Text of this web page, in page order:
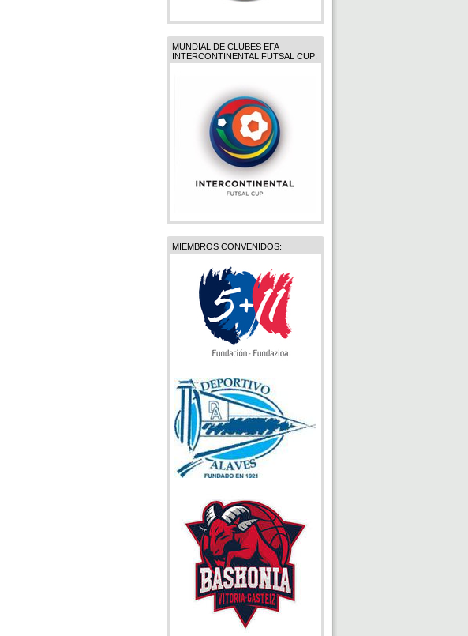
MUNDIAL DE CLUBES EFA
INTERCONTINENTAL FUTSAL CUP:
MIEMBROS CONVENIDOS: